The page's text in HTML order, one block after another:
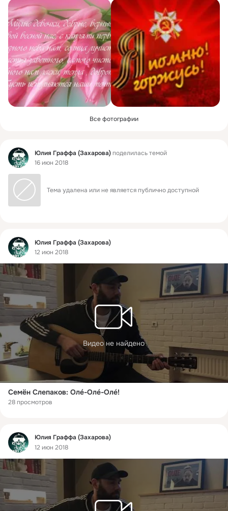
Все фотографии
Фид Юлия Граффа (Захарова)поделилась темой
16 июн 2018
Тема удалена или не является публично доступной
Фид
Юлия Граффа (Захарова)
12 июн 2018
Видео не найдено
Семён Слепаков: Олé-Олé-Олé!
28 просмотров
Фид
Юлия Граффа (Захарова)
12 июн 2018